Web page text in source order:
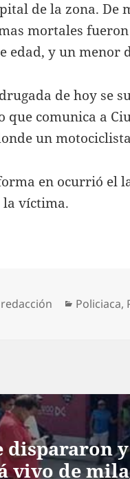
de la zona. De
mortales
edad, y un menor
de hoy se
comunica a
un
en ocurrió el
la víctima.
Policiaca,
dispararon
vivo de